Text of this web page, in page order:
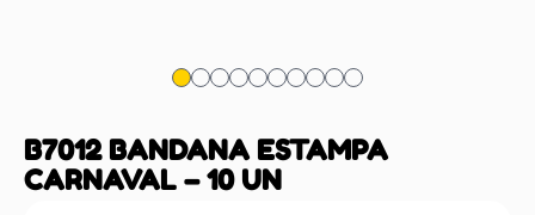
B7012 BANDANA ESTAMPA
CARNAVAL – 10 UN